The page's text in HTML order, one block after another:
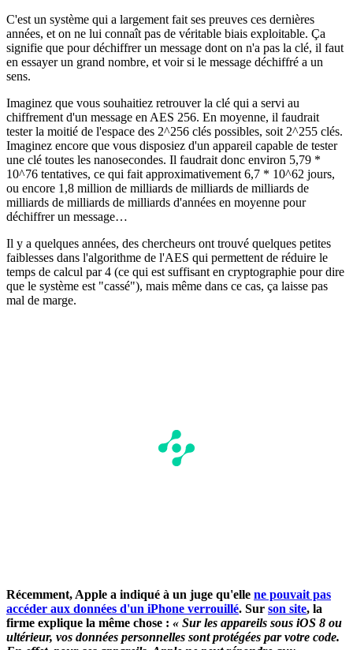
C'est un système qui a largement fait ses preuves ces dernières
années, et on ne lui connaît pas de véritable biais exploitable. Ça
signifie que pour déchiffrer un message dont on n'a pas la clé, il faut
en essayer un grand nombre, et voir si le message déchiffré a un
sens.
Imaginez que vous souhaitiez retrouver la clé qui a servi au
chiffrement d'un message en AES 256. En moyenne, il faudrait
tester la moitié de l'espace des 2^256 clés possibles, soit 2^255 clés.
Imaginez encore que vous disposiez d'un appareil capable de tester
une clé toutes les nanosecondes. Il faudrait donc environ 5,79 *
10^76 tentatives, ce qui fait approximativement 6,7 * 10^62 jours,
ou encore 1,8 million de milliards de milliards de milliards de
milliards de milliards de milliards d'années en moyenne pour
déchiffrer un message…
Il y a quelques années, des chercheurs ont trouvé quelques petites
faiblesses dans l'algorithme de l'AES qui permettent de réduire le
temps de calcul par 4 (ce qui est suffisant en cryptographie pour dire
que le système est "cassé"), mais même dans ce cas, ça laisse pas
mal de marge.
Récemment, Apple a indiqué à un juge qu'elle ne pouvait pas
accéder aux données d'un iPhone verrouillé. Sur son site, la
firme explique la même chose : « Sur les appareils sous iOS 8 ou
ultérieur, vos données personnelles sont protégées par votre code.